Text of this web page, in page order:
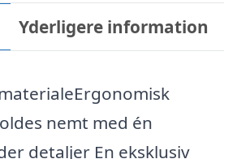
Yderligere information
nemt med én
detaljer En eksklusiv